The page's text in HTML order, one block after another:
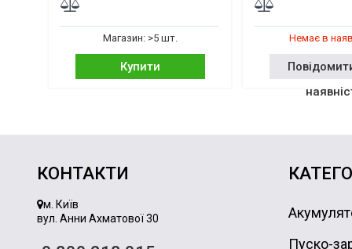
Магазин: >5 шт.
Купити
Немає в
КОНТАКТИ
м. Київ
вул. Анни Ахматової 30
Пуско-